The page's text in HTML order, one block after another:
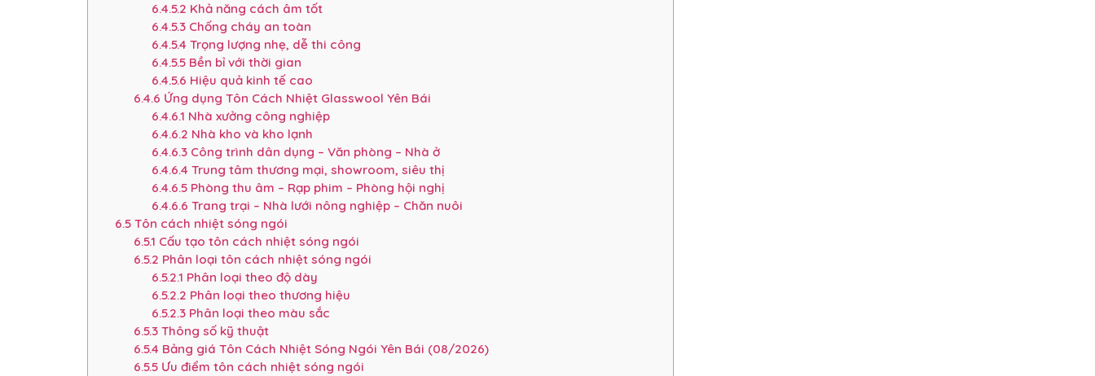
6.4.5.2 Khả năng cách âm tốt
6.4.5.3 Chống cháy an toàn
6.4.5.4 Trọng lượng nhẹ, dễ thi công
6.4.5.5 Bền bỉ với thời gian
6.4.5.6 Hiệu quả kinh tế cao
6.4.6 Ứng dụng Tôn Cách Nhiệt Glasswool Yên Bái
6.4.6.1 Nhà xưởng công nghiệp
6.4.6.2 Nhà kho và kho lạnh
6.4.6.3 Công trình dân dụng – Văn phòng – Nhà ở
6.4.6.4 Trung tâm thương mại, showroom, siêu thị
6.4.6.5 Phòng thu âm – Rạp phim – Phòng hội nghị
6.4.6.6 Trang trại – Nhà lưới nông nghiệp – Chăn nuôi
6.5Tôn cách nhiệt sóng ngói
6.5.1 Cấu tạo tôn cách nhiệt sóng ngói
6.5.2 Phân loại tôn cách nhiệt sóng ngói
6.5.2.1 Phân loại theo độ dày
6.5.2.2 Phân loại theo thương hiệu
6.5.2.3 Phân loại theo màu sắc
6.5.3Thông số kỹ thuật
6.5.4 Bảng giá Tôn Cách Nhiệt Sóng Ngói Yên Bái (08/2026)
6.5.5Ưu điểm tôn cách nhiệt sóng ngói